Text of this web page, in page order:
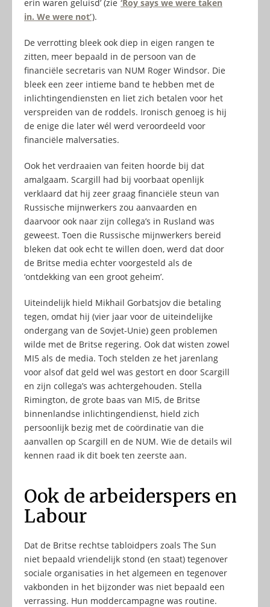
erin waren geluisd’ (zie ‘Roy says we were taken
in. We were not’).
De verrotting bleek ook diep in eigen rangen te
zitten, meer bepaald in de persoon van de
financiële secretaris van NUM Roger Windsor. Die
bleek een zeer intieme band te hebben met de
inlichtingendiensten en liet zich betalen voor het
verspreiden van de roddels. Ironisch genoeg is hij
de enige die later wél werd veroordeeld voor
financiële malversaties.
Ook het verdraaien van feiten hoorde bij dat
amalgaam. Scargill had bij voorbaat openlijk
verklaard dat hij zeer graag financiële steun van
Russische mijnwerkers zou aanvaarden en
daarvoor ook naar zijn collega’s in Rusland was
geweest. Toen die Russische mijnwerkers bereid
bleken dat ook echt te willen doen, werd dat door
de Britse media echter voorgesteld als de
‘ontdekking van een groot geheim’.
Uiteindelijk hield Mikhail Gorbatsjov die betaling
tegen, omdat hij (vier jaar voor de uiteindelijke
ondergang van de Sovjet-Unie) geen problemen
wilde met de Britse regering. Ook dat wisten zowel
MI5 als de media. Toch stelden ze het jarenlang
voor alsof dat geld wel was gestort en door Scargill
en zijn collega’s was achtergehouden. Stella
Rimington, de grote baas van MI5, de Britse
binnenlandse inlichtingendienst, hield zich
persoonlijk bezig met de coördinatie van die
aanvallen op Scargill en de NUM. Wie de details wil
kennen raad ik dit boek ten zeerste aan.
Ook de arbeiderspers en
Labour
Dat de Britse rechtse tabloidpers zoals The Sun
niet bepaald vriendelijk stond (en staat) tegenover
sociale organisaties in het algemeen en tegenover
vakbonden in het bijzonder was niet bepaald een
verrassing. Hun moddercampagne was routine.